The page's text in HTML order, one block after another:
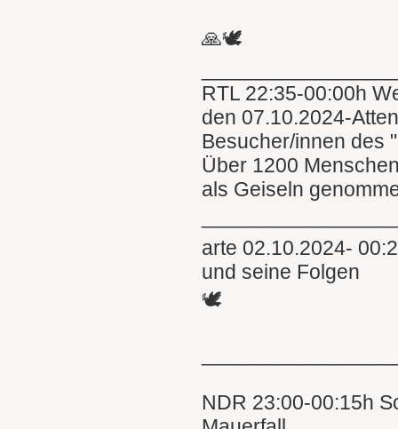
🙏🕊
RTL 22:35-00:00h
den 07.10.2024-
Besucher/innen des
Über 1200
als Geiseln
arte 02.10.2024-
und seine Folgen
🕊
NDR 23:00-00:15h